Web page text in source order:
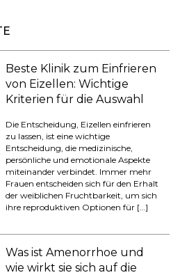
Beste Klinik zum Einfrieren
von Eizellen: Wichtige
Kriterien für die Auswahl
Die Entscheidung, Eizellen einfrieren
zu lassen, ist eine wichtige
Entscheidung, die medizinische,
persönliche und emotionale Aspekte
miteinander verbindet. Immer mehr
Frauen entscheiden sich für den Erhalt
der weiblichen Fruchtbarkeit, um sich
ihre reproduktiven Optionen für […]
Was ist Amenorrhoe und
wie wirkt sie sich auf die